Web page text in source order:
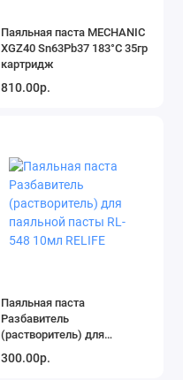
Паяльная паста MECHANIC
XGZ40 Sn63Pb37 183°C 35гр
картридж
810.00р.
Паяльная паста
Разбавитель
(растворитель) для
10мл RELIFE
300.00р.